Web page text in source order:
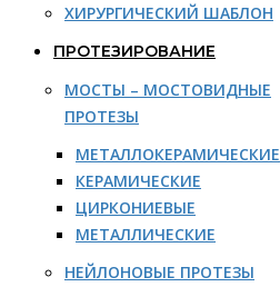
ХИРУРГИЧЕСКИЙ ШАБЛОН
ПРОТЕЗИРОВАНИЕ
МОСТЫ – МОСТОВИДНЫЕ
ПРОТЕЗЫ
МЕТАЛЛОКЕРАМИЧЕСКИЕ
КЕРАМИЧЕСКИЕ
ЦИРКОНИЕВЫЕ
МЕТАЛЛИЧЕСКИЕ
НЕЙЛОНОВЫЕ ПРОТЕЗЫ